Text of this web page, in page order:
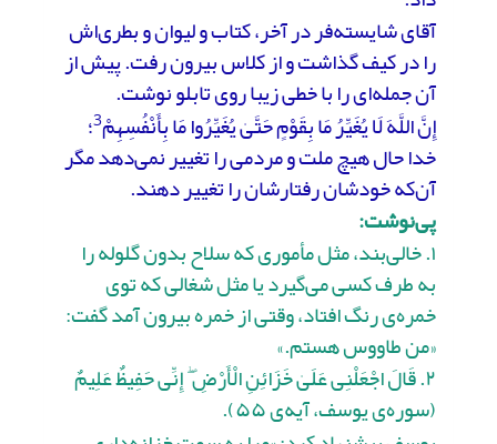
آقای شایسته‌فر در آخر، کتاب و لیوان و بطری‌اش
را در کیف گذاشت و از کلاس بیرون رفت. پیش از
آن جمله‌ای را با خطی زیبا روی تابلو نوشت.
إِنَّ اللَّهَ لَا یُغَیِّرُ مَا بِقَوْمٍ حَتَّىٰ یُغَیِّرُوا مَا بِأَنْفُسِهِمْ3؛
خدا حال هیچ ملت و مردمی را تغییر نمی‌دهد مگر
آن‌که خودشان رفتارشان را تغییر دهند.
پی‌نوشت:
۱. خالی‌بند، مثل مأموری که سلاح بدون گلوله را
به طرف کسی می‌گیرد یا مثل شغالی که توی
خمره‌ی رنگ افتاد، وقتی از خمره بیرون آمد گفت‌:
«من طاووس هستم.»
۲. قَالَ اجْعَلْنِی عَلَىٰ خَزَائِنِ الْأَرْضِ ۖ إِنِّی حَفِیظٌ عَلِیمٌ
(سوره‌ی یوسف، آیه‌ی ۵۵).